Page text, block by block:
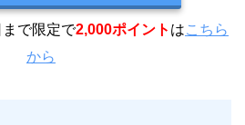
で限定で2,000ポイント はこちら
から